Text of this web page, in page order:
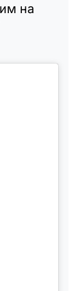
на